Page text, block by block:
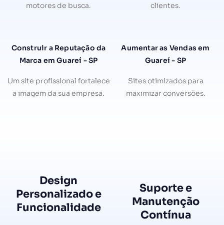
motores de busca.
clientes.
Construir a Reputação da
Marca em Guareí - SP
Um site profissional fortalece
a imagem da sua empresa.
Aumentar as Vendas em
Guareí - SP
Sites otimizados para
maximizar conversões.
Design
Personalizado e
Funcionalidade
Suporte e
Manutenção
Contínua